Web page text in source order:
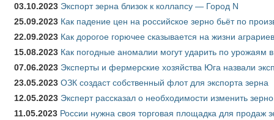
03.10.2023 Экспорт зерна близок к коллапсу — Город N
25.09.2023 Как падение цен на российское зерно бьёт по
22.09.2023 Как дорогое горючее сказывается на жизни аграриев
15.08.2023 Как погодные аномалии могут ударить по урожаям
07.06.2023 Эксперты и фермерские хозяйства Юга назвали
23.05.2023 ОЗК создаст собственный флот для экспорта зерна
12.05.2023 Эксперт рассказал о необходимости изменить
11.05.2023 России нужна своя торговая площадка для продаж